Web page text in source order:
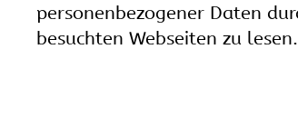
personenbezogener Daten
besuchten Webseiten zu lesen.